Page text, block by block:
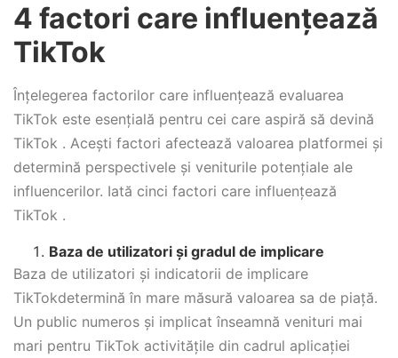
4 factori care influențează
TikTok
Înțelegerea factorilor care influențează evaluarea
TikTok este esențială pentru cei care aspiră să devină
TikTok . Acești factori afectează valoarea platformei și
determină perspectivele și veniturile potențiale ale
influencerilor. Iată cinci factori care influențează
TikTok .
Baza de utilizatori și gradul de implicare
Baza de utilizatori și indicatorii de implicare
TikTokdetermină în mare măsură valoarea sa de piață.
Un public numeros și implicat înseamnă venituri mai
mari pentru TikTok activitățile din cadrul aplicației